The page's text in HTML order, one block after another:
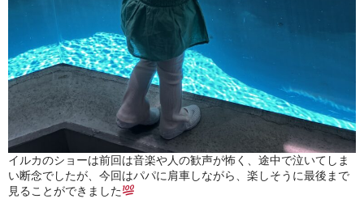
イルカのショーは前回は音楽や人の歓声が怖く、途中で泣いてしま
い断念でしたが、今回はパパに肩車しながら、楽しそうに最後まで
見ることができました